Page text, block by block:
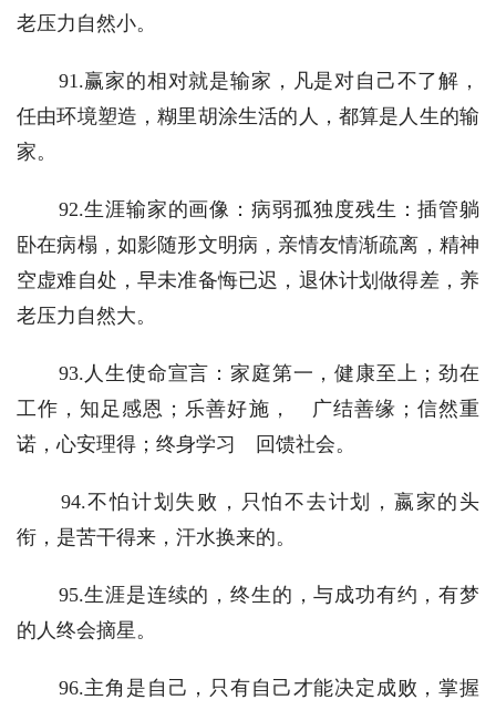
老压力自然小。
91.赢家的相对就是输家，凡是对自己不了解，
任由环境塑造，糊里胡涂生活的人，都算是人生的输
家。
92.生涯输家的画像：病弱孤独度残生：插管躺
卧在病榻，如影随形文明病，亲情友情渐疏离，精神
空虚难自处，早未准备悔已迟，退休计划做得差，养
老压力自然大。
93.人生使命宣言：家庭第一，健康至上；劲在
工作，知足感恩；乐善好施，　广结善缘；信然重
诺，心安理得；终身学习　回馈社会。
94.不怕计划失败，只怕不去计划，嬴家的头
衔，是苦干得来，汗水换来的。
95.生涯是连续的，终生的，与成功有约，有梦
的人终会摘星。
96.主角是自己，只有自己才能决定成败，掌握